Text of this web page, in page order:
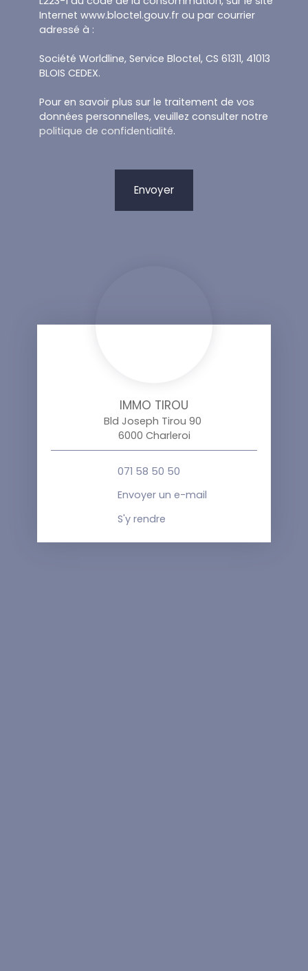
Internet www.bloctel.gouv.fr ou par courrier
adressé à :
Société Worldline, Service Bloctel, CS 61311, 41013
BLOIS CEDEX.
Pour en savoir plus sur le traitement de vos
données personnelles, veuillez consulter notre
politique de confidentialité.
Envoyer
IMMO TIROU
Bld Joseph Tirou 90
6000 Charleroi
071 58 50 50
Envoyer un e-mail
S'y rendre